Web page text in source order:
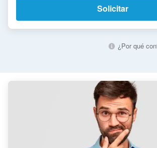
Solicitar
¿Por qué